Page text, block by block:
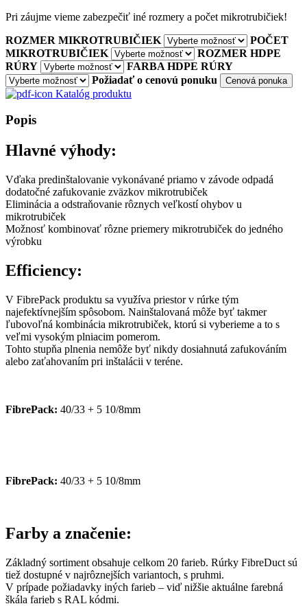
Pri záujme vieme zabezpečiť iné rozmery a počet mikrotrubičiek!
ROZMER MIKROTRUBIČIEK
POČET
MIKROTRUBIČIEK
ROZMER HDPE
RÚRY
FARBA HDPE RÚRY
Požiadať o cenovú ponuku
Cenová ponuka
Katalóg produktu
Popis
Hlavné výhody:
Vďaka predinštalovanie vykonávané priamo v závode odpadá
dodatočné zafukovanie zväzkov mikrotrubiček
Eliminácia a odstraňovanie rôznych veľkostí ohybov u
mikrotrubiček
Možnosť kombinovať rôzne priemery mikrotrubiček do jedného
výrobku
Efficiency:
V FibrePack produktu sa využíva priestor v rúrke tým
najefektívnejším spôsobom. Nainštalovaná môže byť takmer
ľubovoľná kombinácia mikrotrubiček, ktorú si vyberieme a to s
veľmi vysokým plniacim pomerom.
Tohto stupňa plnenia nemôže byť nikdy dosiahnutá zafukováním
alebo zaťahovaním pri inštalácii v teréne.
FibrePack: 40/33 + 5 10/8mm
FibrePack: 40/33 + 5 10/8mm
Farby a značenie:
Základný sortiment obsahuje celkom 20 farieb. Rúrky FibreDuct sú
tiež dostupné v najrôznejších variantoch, s pruhmi.
V prípade požiadavky iných farieb – viď nižšie aktuálne farebná
škála farieb s RAL kódmi.